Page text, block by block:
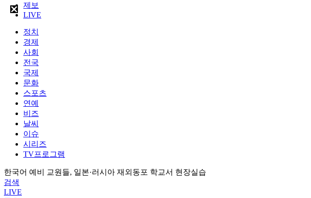
제보
LIVE
정치
경제
사회
전국
국제
문화
스포츠
연예
비즈
날씨
이슈
시리즈
TV프로그램
한국어 예비 교원들, 일본·러시아 재외동포 학교서 현장실습
검색
LIVE